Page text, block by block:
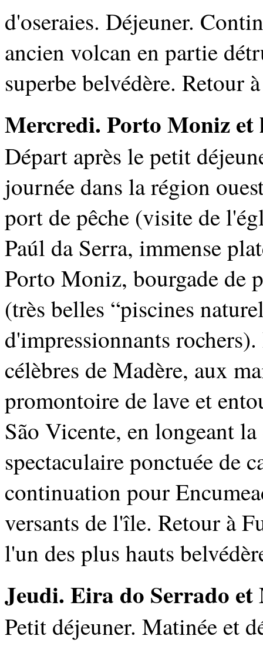
d'oseraies. Déjeuner.
ancien volcan en partie
superbe belvédère. Retour
Mercredi. Porto Moniz et
Départ après le petit
journée dans la région
port de pêche (visite de
Paúl da Serra, immense
Porto Moniz, bourgade de
(très belles “piscines
d'impressionnants
célèbres de Madère, aux
promontoire de lave et
São Vicente, en longeant
spectaculaire ponctuée de
continuation pour
versants de l'île. Retour à
l'un des plus hauts
Jeudi. Eira do Serrado et
Petit déjeuner. Matinée et